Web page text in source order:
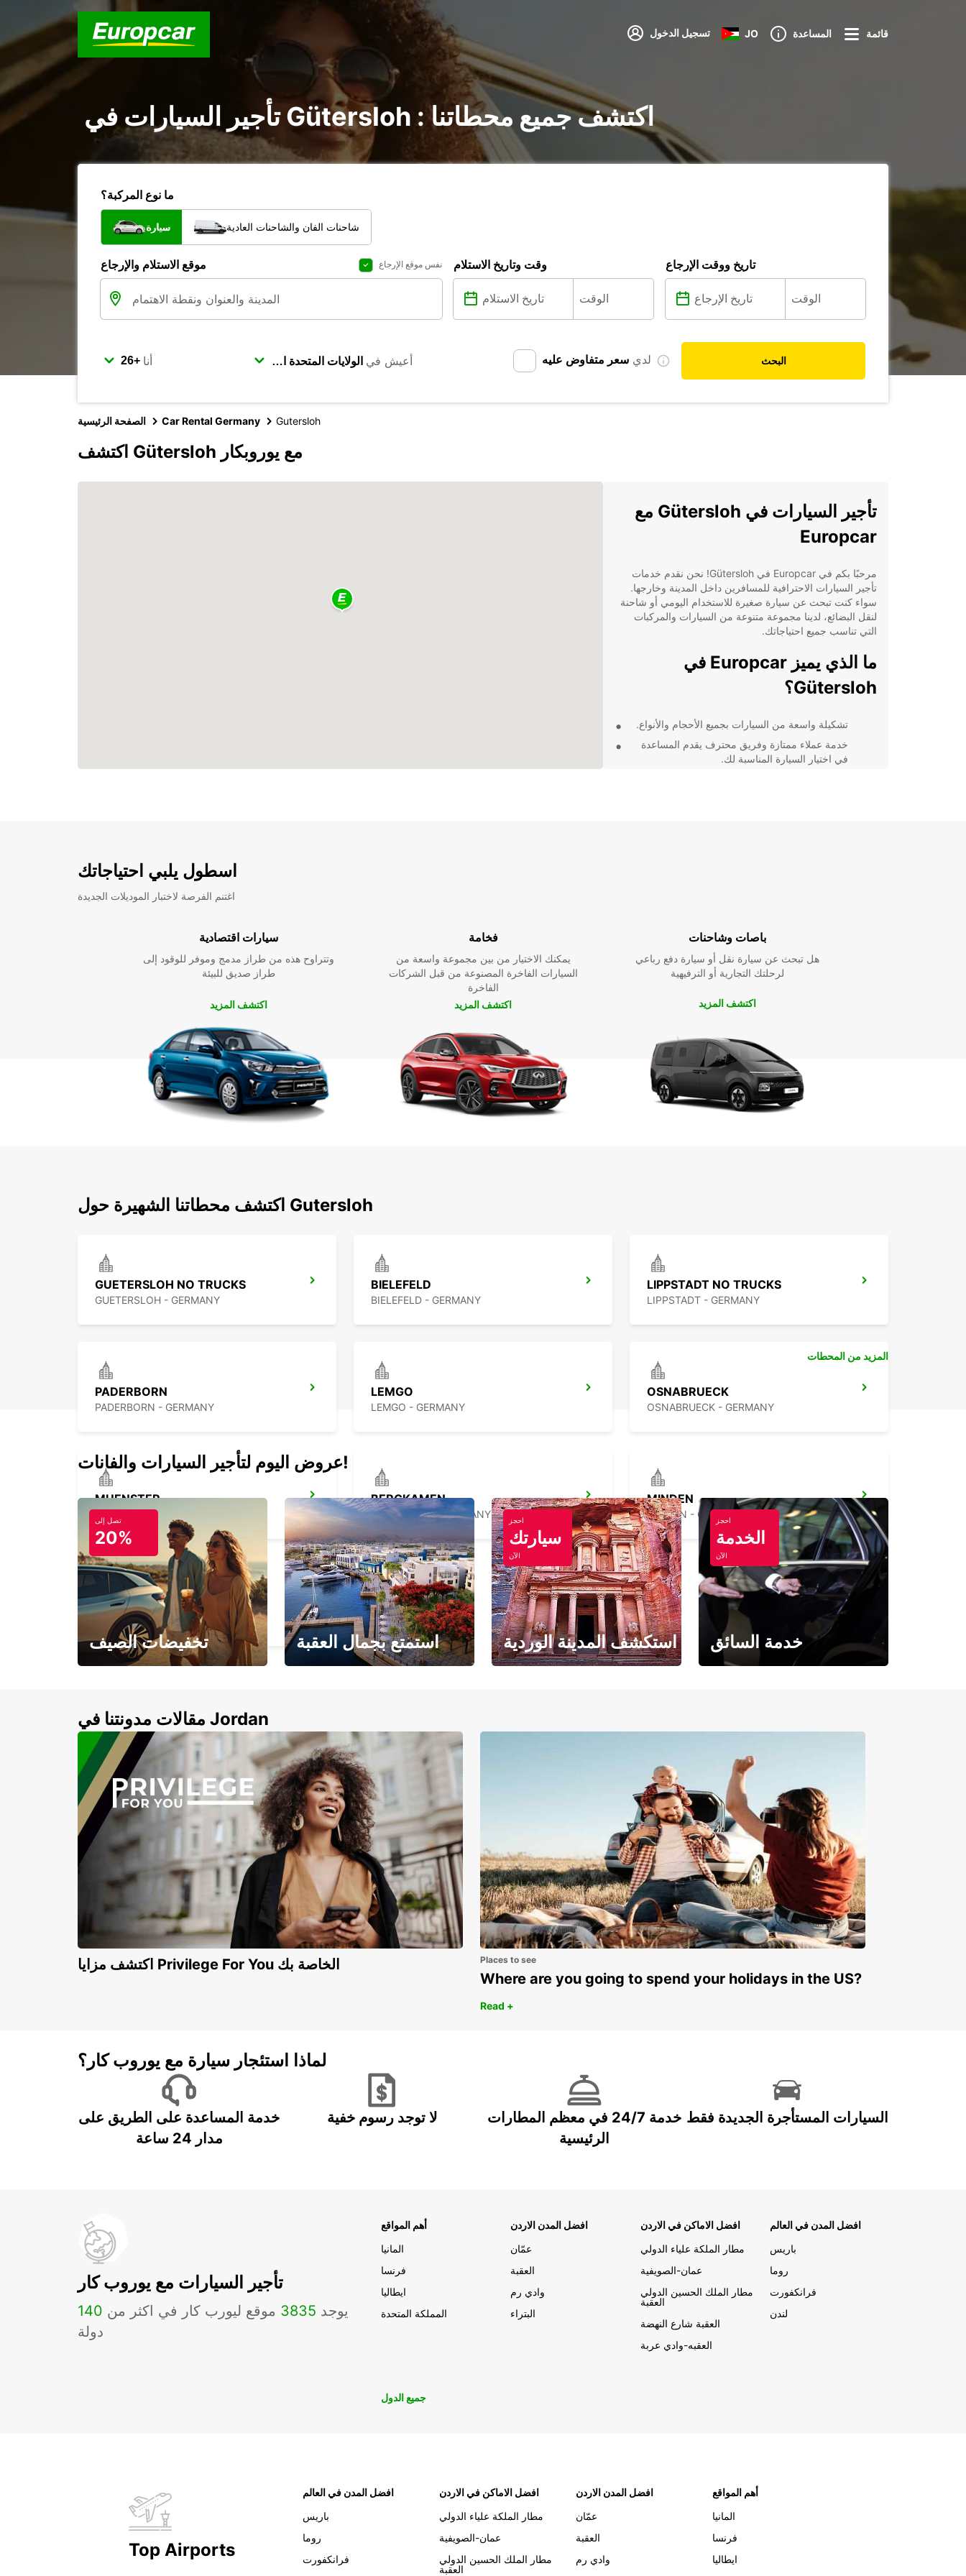
تسجيل الدخول JO المساعدة قائمة
تأجير السيارات في Gütersloh : اكتشف جميع محطاتنا
ما نوع المركبة؟
سيارة شاحنات الفان والشاحنات العادية
موقع الاستلام والإرجاع نفس موقع الإرجاع وقت وتاريخ الاستلام تاريخ ووقت الإرجاع
أنا أعيش في لدي سعر متفاوض عليه البحث
الصفحة الرئيسية Car Rental Germany Gutersloh
اكتشف Gütersloh مع يوروبكار
تأجير السيارات في Gütersloh مع
Europcar
مرحبًا بكم في Europcar في Gütersloh! نحن نقدم خدمات
تأجير السيارات الاحترافية للمسافرين داخل المدينة وخارجها.
سواء كنت تبحث عن سيارة صغيرة للاستخدام اليومي أو شاحنة
لنقل البضائع، لدينا مجموعة متنوعة من السيارات والمركبات
التي تناسب جميع احتياجاتك.
ما الذي يميز Europcar في
Gütersloh؟
تشكيلة واسعة من السيارات بجميع الأحجام والأنواع.
خدمة عملاء ممتازة وفريق محترف يقدم المساعدة
في اختيار السيارة المناسبة لك.
اسطول يلبي احتياجاتك
اغتنم الفرصة لاختبار الموديلات الجديدة
سيارات اقتصادية
وتتراوح هذه من طراز مدمج وموفر للوقود إلى
طراز صديق للبيئة
اكتشف المزيد
فخامة
يمكنك الاختيار من بين مجموعة واسعة من
السيارات الفاخرة المصنوعة من قبل الشركات
الفاخرة
اكتشف المزيد
باصات وشاحنات
هل تبحث عن سيارة نقل أو سيارة دفع رباعي
لرحلتك التجارية أو الترفيهية
اكتشف المزيد
اكتشف محطاتنا الشهيرة حول Gutersloh
GUETERSLOH NO TRUCKS
GUETERSLOH - GERMANY
BIELEFELD
BIELEFELD - GERMANY
LIPPSTADT NO TRUCKS
LIPPSTADT - GERMANY
PADERBORN
PADERBORN - GERMANY
LEMGO
LEMGO - GERMANY
OSNABRUECK
OSNABRUECK - GERMANY
MUENSTER
MUENSTER - GERMANY
BERGKAMEN
BERGKAMEN - GERMANY
MINDEN
MINDEN - GERMANY
DORTMUND AIRPORT
DORTMUND - GERMANY
المزيد من المحطات
عروض اليوم لتأجير السيارات والفانات!
تصل إلى
20%
تخفيضات الصيف استمتع بجمال العقبة
احجز
سيارتك
الآن
استكشف المدينة الوردية
احجز
الخدمة
الآن
خدمة السائق
مقالات مدونتنا في Jordan
اكتشف مزايا Privilege For You الخاصة بك Places to see
Where are you going to spend your holidays in the US?
Read +
لماذا استئجار سيارة مع يوروب كار؟
خدمة المساعدة على الطريق على
مدار 24 ساعة
لا توجد رسوم خفية
خدمة 24/7 في معظم المطارات
الرئيسية
السيارات المستأجرة الجديدة فقط
تأجير السيارات مع يوروب كار
يوجد 3835 موقع ليورب كار في اكثر من 140
دولة
أهم المواقع
المانيا
فرنسا
ايطاليا
المملكة المتحدة
افضل المدن الاردن
عمّان
العقبة
وادي رم
البتراء
افضل الاماكن في الاردن
مطار الملكة علياء الدولي
عمان-الصويفية
مطار الملك الحسين الدولي
العقبة
العقبة شارع النهضة
العقبه-وادي عربة
افضل المدن في العالم
باريس
روما
فرانكفورت
لندن
جميع الدول
Top Airports
افضل المدن في العالم
باريس
روما
فرانكفورت
افضل الاماكن في الاردن
مطار الملكة علياء الدولي
عمان-الصويفية
مطار الملك الحسين الدولي
العقبة
افضل المدن الاردن
عمّان
العقبة
وادي رم
أهم المواقع
المانيا
فرنسا
ايطاليا